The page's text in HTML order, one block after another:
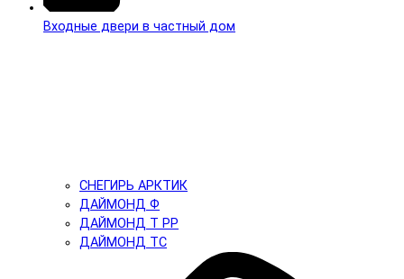
Входные двери в частный дом
СНЕГИРЬ АРКТИК
ДАЙМОНД Ф
ДАЙМОНД Т PP
ДАЙМОНД ТС